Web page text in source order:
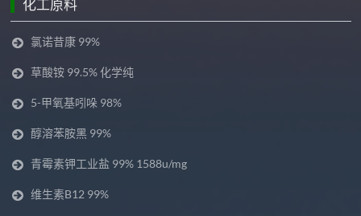
化工原料
氯诺昔康 99%
草酸铵 99.5% 化学纯
5-甲氧基吲哚 98%
醇溶苯胺黑 99%
青霉素钾工业盐 99% 1588u/mg
维生素B12 99%